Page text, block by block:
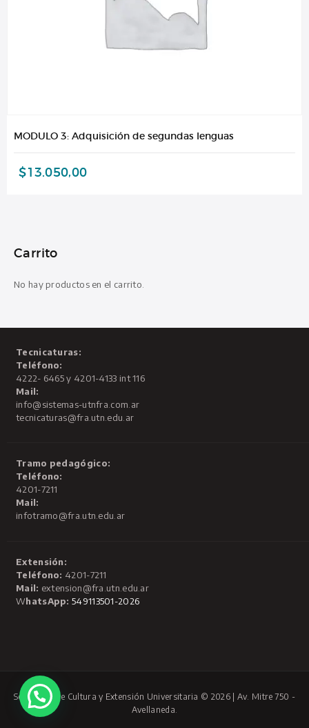
MODULO 3: Adquisición de segundas lenguas
$13.050,00
Carrito
No hay productos en el carrito.
Tecnicaturas:
Teléfono:
4222- 6465 y 4201-4133 int 116
Mail:
info@sistemas-utnfra.com.ar
tecnicaturas@fra.utn.edu.ar
Tramo pedagógico:
Teléfono:
4201-7211
Mail:
infotramo@fra.utn.edu.ar
Extensión:
Teléfono: 4201-7211
Mail: extension@fra.utn.edu.ar
WhatsApp: 549113501-2026
Secretaría de Cultura y Extensión Universitaria © 2026 | Av. Mitre 750 -
Avellaneda.